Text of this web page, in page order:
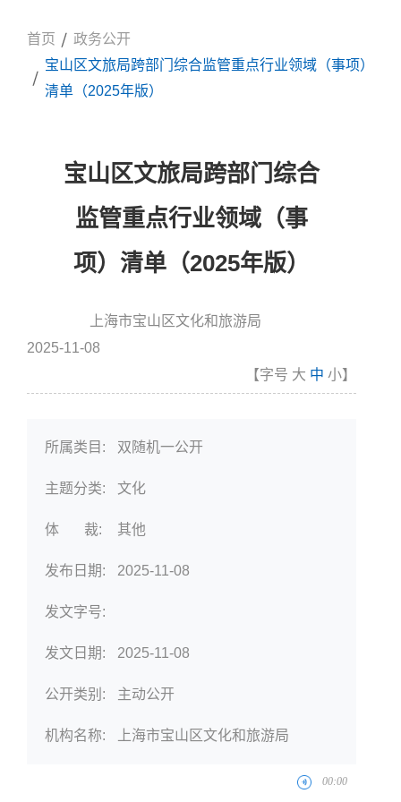
首页
政务公开
宝山区文旅局跨部门综合监管重点行业领域（事项）
清单（2025年版）
宝山区文旅局跨部门综合
监管重点行业领域（事
项）清单（2025年版）
上海市宝山区文化和旅游局
2025-11-08
【字号 大 中 小】
所属类目: 双随机一公开
主题分类: 文化
体 裁: 其他
发布日期: 2025-11-08
发文字号:
发文日期: 2025-11-08
公开类别: 主动公开
机构名称: 上海市宝山区文化和旅游局